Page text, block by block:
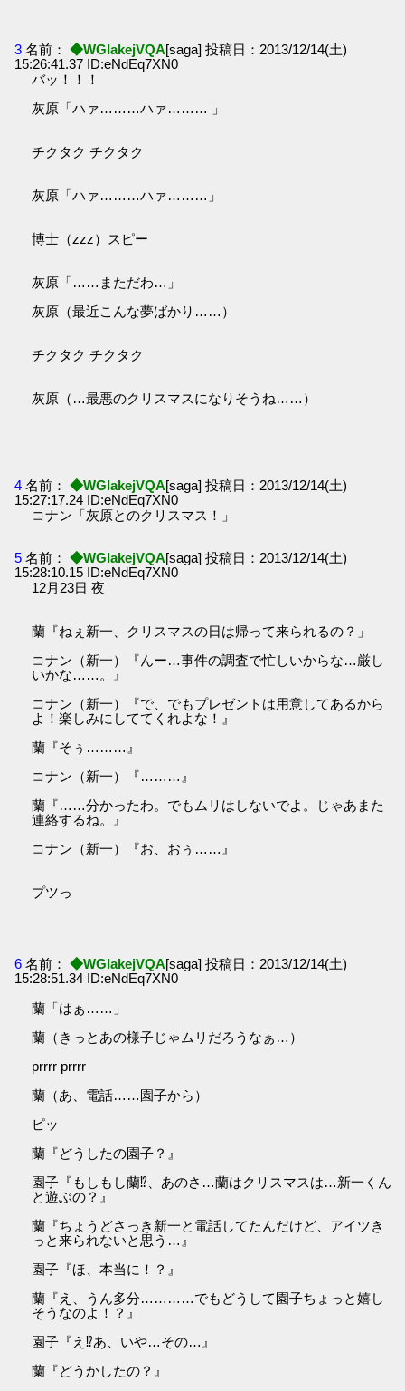
3 名前： ◆WGIakejVQA[saga] 投稿日：2013/12/14(土)
15:26:41.37 ID:eNdEq7XN0
バッ！！！
灰原「ハァ………ハァ……… 」
チクタク チクタク
灰原「ハァ………ハァ………」
博士（zzz）スピー
灰原「……まただわ…」
灰原（最近こんな夢ばかり……）
チクタク チクタク
灰原（…最悪のクリスマスになりそうね……）
4 名前： ◆WGIakejVQA[saga] 投稿日：2013/12/14(土)
15:27:17.24 ID:eNdEq7XN0
コナン「灰原とのクリスマス！」
5 名前： ◆WGIakejVQA[saga] 投稿日：2013/12/14(土)
15:28:10.15 ID:eNdEq7XN0
12月23日 夜
蘭『ねぇ新一、クリスマスの日は帰って来られるの？」
コナン（新一）『んー…事件の調査で忙しいからな…厳し
いかな……。』
コナン（新一）『で、でもプレゼントは用意してあるから
よ！楽しみにしててくれよな！』
蘭『そぅ………』
コナン（新一）『………』
蘭『……分かったわ。でもムリはしないでよ。じゃあまた
連絡するね。』
コナン（新一）『お、おぅ……』
プツっ
6 名前： ◆WGIakejVQA[saga] 投稿日：2013/12/14(土)
15:28:51.34 ID:eNdEq7XN0
蘭「はぁ……」
蘭（きっとあの様子じゃムリだろうなぁ…）
prrrr prrrr
蘭（あ、電話……園子から）
ピッ
蘭『どうしたの園子？』
園子『もしもし蘭⁉、あのさ…蘭はクリスマスは…新一くん
と遊ぶの？』
蘭『ちょうどさっき新一と電話してたんだけど、アイツき
っと来られないと思う…』
園子『ほ、本当に！？』
蘭『え、うん多分…………でもどうして園子ちょっと嬉し
そうなのよ！？』
園子『え⁉あ、いや…その…』
蘭『どうかしたの？』